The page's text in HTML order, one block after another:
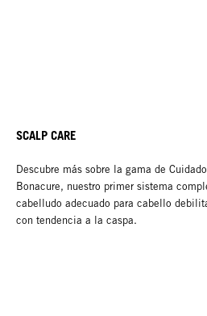
SCALP CARE
Descubre más sobre la gama de
Bonacure, nuestro primer sistema
cabelludo adecuado para cabello
con tendencia a la caspa.